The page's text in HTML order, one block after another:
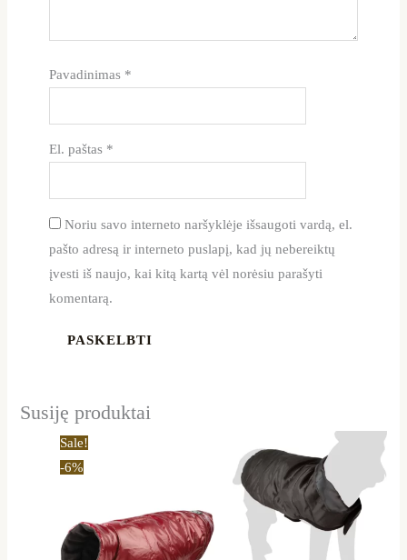
Pavadinimas *
El. paštas *
Noriu savo interneto naršyklėje išsaugoti vardą, el.
pašto adresą ir interneto puslapį, kad jų nebereiktų
įvesti iš naujo, kai kitą kartą vėl norėsiu parašyti
komentarą.
Susiję produktai
Sale!
-6%
multiple
variants.
Price
range:
14,10 €
through
23,00 €
product
has
multiple
variants.